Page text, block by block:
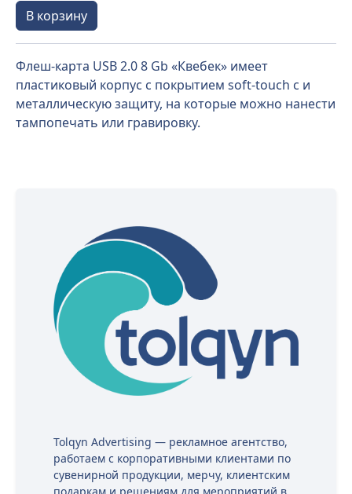
В корзину
Флеш-карта USB 2.0 8 Gb «Квебек» имеет
пластиковый корпус с покрытием soft-touch с и
металлическую защиту, на которые можно нанести
тампопечать или гравировку.
Tolqyn Advertising — рекламное агентство,
работаем с корпоративными клиентами по
сувенирной продукции, мерчу, клиентским